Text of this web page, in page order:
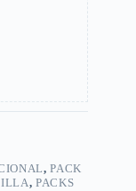
,PACK
, PACKS